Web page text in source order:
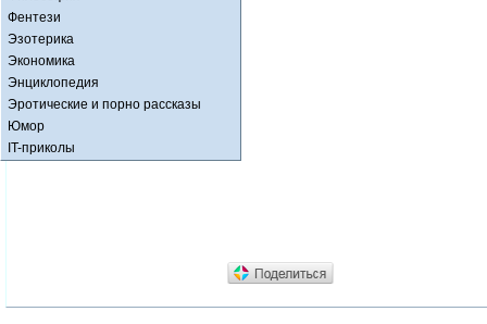
Фентези
Эзотерика
Экономика
Энциклопедия
Эротические и порно рассказы
Юмор
IT-приколы